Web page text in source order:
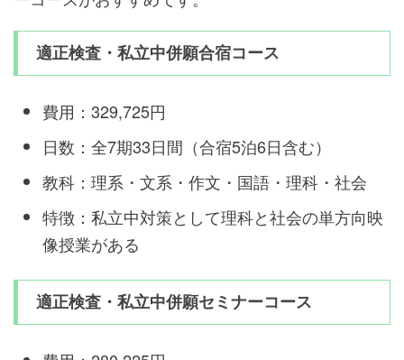
適正検査・私立中併願合宿コース
費用：329,725円
日数：全7期33日間（合宿5泊6日含む）
教科：理系・文系・作文・国語・理科・社会
特徴：私立中対策として理科と社会の単方向映
像授業がある
適正検査・私立中併願セミナーコース